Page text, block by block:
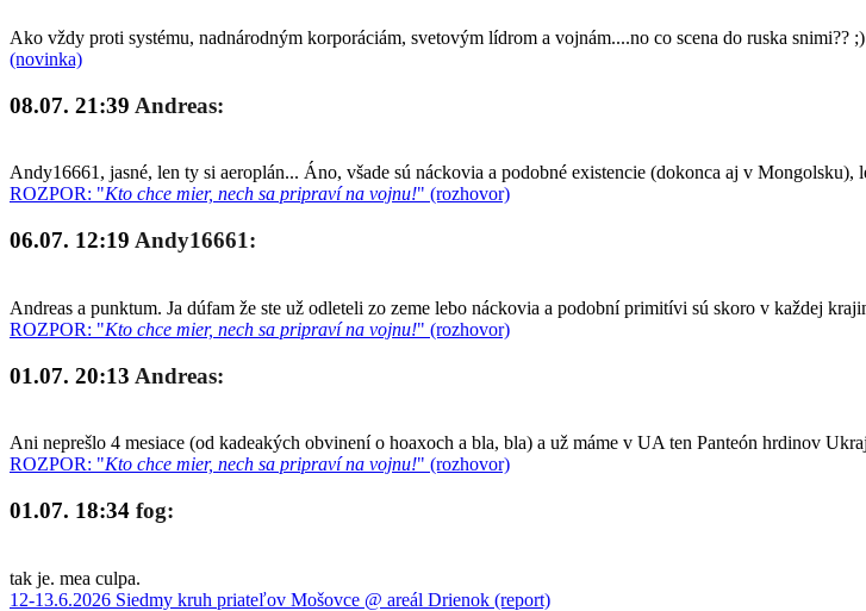
Ako vždy proti systému, nadnárodným korporáciám, svetovým lídrom a vojnám....no co scena do ruska snimi?? ;)
(novinka)
08.07. 21:39 Andreas:
Andy16661, jasné, len ty si aeroplán... Áno, všade sú náckovia a podobné existencie (dokonca aj v
ROZPOR: "Kto chce mier, nech sa pripraví na vojnu!" (rozhovor)
06.07. 12:19 Andy16661:
Andreas a punktum. Ja dúfam že ste už odleteli zo zeme lebo náckovia a podobní primitívi sú skoro v každej
ROZPOR: "Kto chce mier, nech sa pripraví na vojnu!" (rozhovor)
01.07. 20:13 Andreas:
Ani neprešlo 4 mesiace (od kadeakých obvinení o hoaxoch a bla, bla) a už máme v UA ten Panteón hrdinov
ROZPOR: "Kto chce mier, nech sa pripraví na vojnu!" (rozhovor)
01.07. 18:34 fog:
tak je. mea culpa.
12-13.6.2026 Siedmy kruh priateľov Mošovce @ areál Drienok (report)